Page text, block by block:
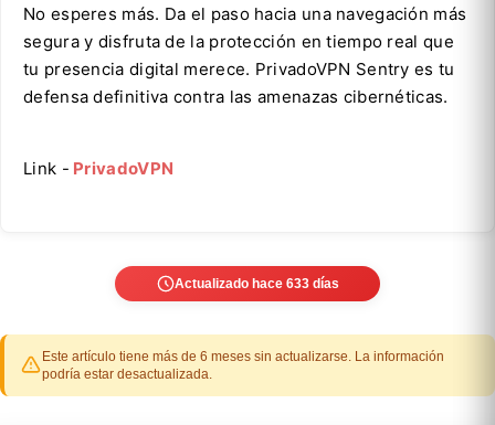
No esperes más. Da el paso hacia una navegación más
segura y disfruta de la protección en tiempo real que
tu presencia digital merece. PrivadoVPN Sentry es tu
defensa definitiva contra las amenazas cibernéticas.
Link - PrivadoVPN
Actualizado hace 633 días
Este artículo tiene más de 6 meses sin actualizarse. La información
podría estar desactualizada.